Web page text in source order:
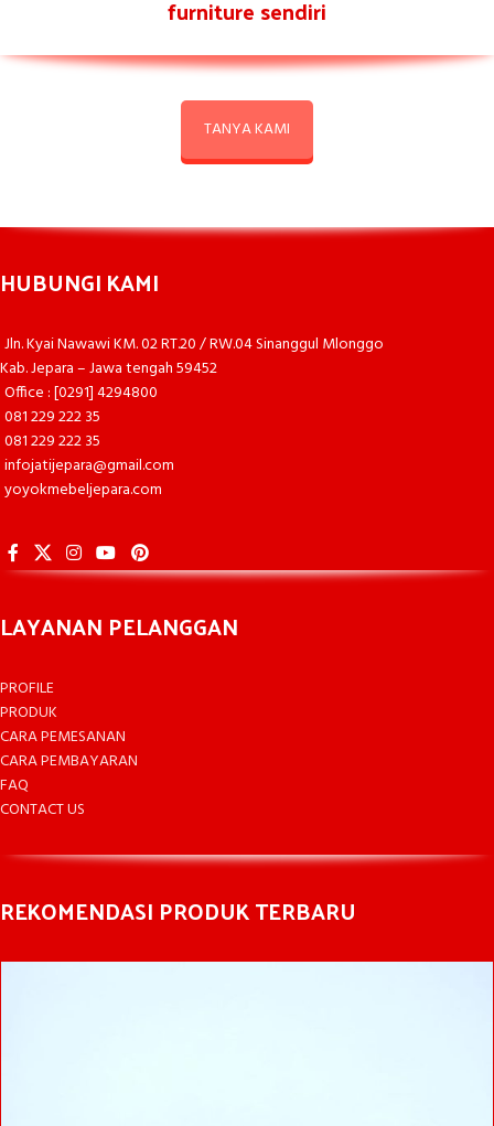
furniture sendiri
TANYA KAMI
HUBUNGI KAMI
Jln. Kyai Nawawi KM. 02 RT.20 / RW.04 Sinanggul Mlonggo
Kab. Jepara – Jawa tengah 59452
Office : [0291] 4294800
081 229 222 35
081 229 222 35
infojatijepara@gmail.com
yoyokmebeljepara.com
LAYANAN PELANGGAN
PROFILE
PRODUK
CARA PEMESANAN
CARA PEMBAYARAN
FAQ
CONTACT US
REKOMENDASI PRODUK TERBARU